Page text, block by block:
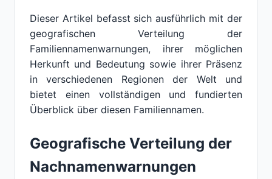
Dieser Artikel befasst sich ausführlich mit der
geografischen Verteilung der
Familiennamenwarnungen, ihrer möglichen
Herkunft und Bedeutung sowie ihrer Präsenz
in verschiedenen Regionen der Welt und
bietet einen vollständigen und fundierten
Überblick über diesen Familiennamen.
Geografische Verteilung der
Nachnamenwarnungen